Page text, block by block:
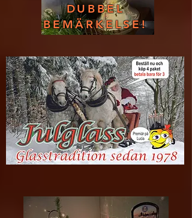
DUBBEL
BEMÄRKELSE!